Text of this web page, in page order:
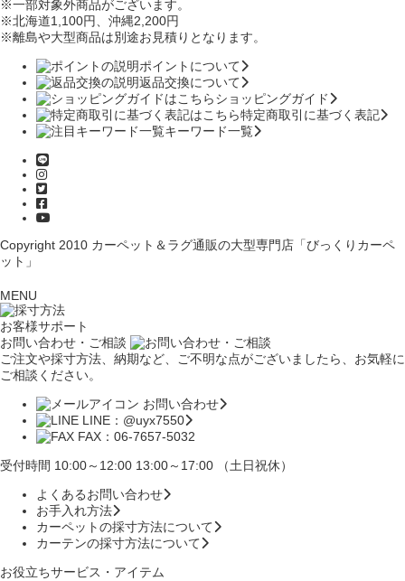
※一部対象外商品がございます。
※北海道1,100円、沖縄2,200円
※離島や大型商品は別途お見積りとなります。
ポイントについて
返品交換について
ショッピングガイド
特定商取引に基づく表記
キーワード一覧
Copyright 2010 カーペット＆ラグ通販の大型専門店「びっくりカーペ
ット」
MENU
お客様サポート
お問い合わせ・ご相談
ご注文や採寸方法、納期など、ご不明な点がございましたら、お気軽に
ご相談ください。
お問い合わせ
LINE：@uyx7550
FAX：06-7657-5032
受付時間 10:00～12:00 13:00～17:00 （土日祝休）
よくあるお問い合わせ
お手入れ方法
カーペットの採寸方法について
カーテンの採寸方法について
お役立ちサービス・アイテム